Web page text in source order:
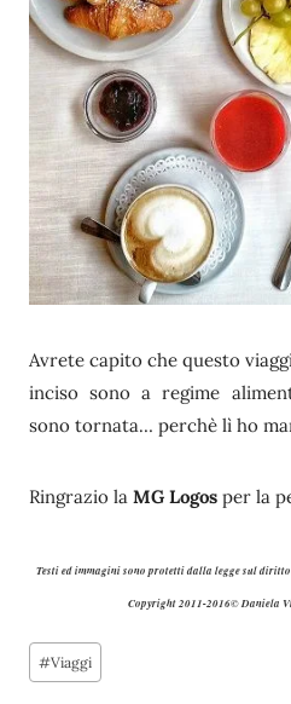
Avrete capito che questo
inciso sono a regime
sono tornata… perchè lì ho
Ringrazio la MG Logos per la
Testi ed immagini sono protetti dalla legge sul diritto
Copyright 2011-2016© Daniela
Tag
articolo:
#Viaggi